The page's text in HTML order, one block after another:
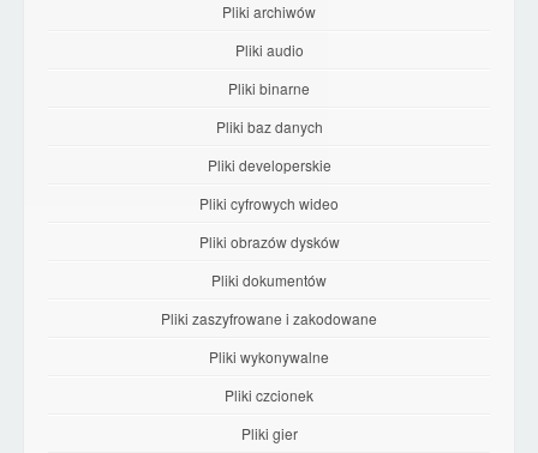
Pliki archiwów
Pliki audio
Pliki binarne
Pliki baz danych
Pliki developerskie
Pliki cyfrowych wideo
Pliki obrazów dysków
Pliki dokumentów
Pliki zaszyfrowane i zakodowane
Pliki wykonywalne
Pliki czcionek
Pliki gier